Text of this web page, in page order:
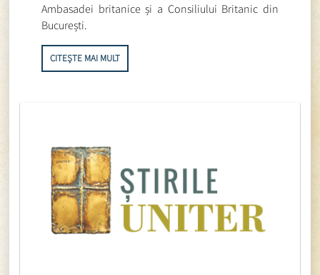
Ambasadei britanice și a Consiliului Britanic din
București.
CITEȘTE MAI MULT